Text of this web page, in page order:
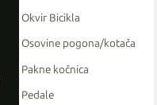
Okvir Bicikla
Osovine pogona/kotača
Pakne kočnica
Pedale